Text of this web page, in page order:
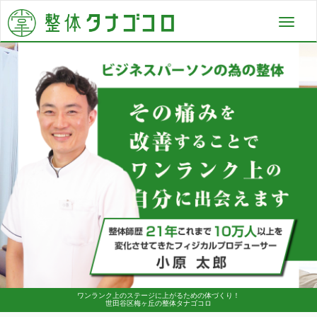
ワンランク上のステージに上がるための体づくり！
世田谷区梅ヶ丘の整体タナゴコロ